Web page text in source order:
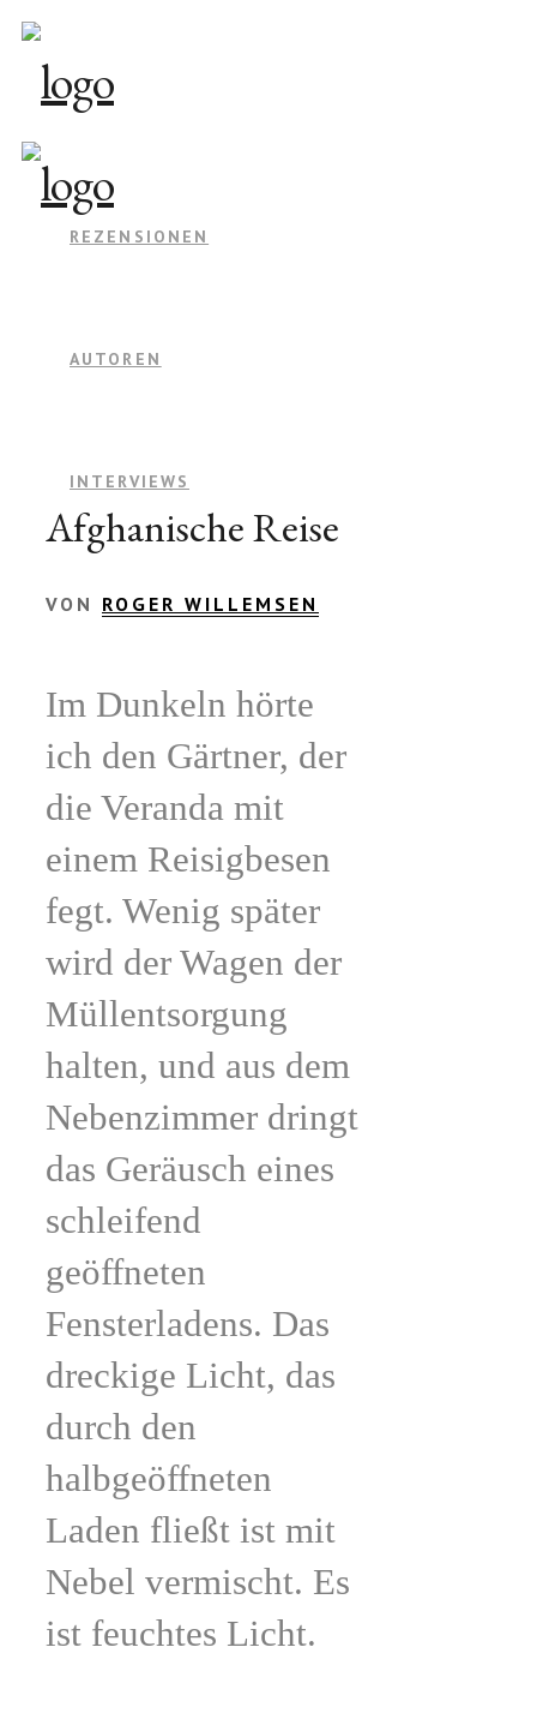
REZENSIONEN
AUTOREN
INTERVIEWS
Afghanische Reise
VON ROGER WILLEMSEN
Im Dunkeln hörte
ich den Gärtner, der
die Veranda mit
einem Reisigbesen
fegt. Wenig später
wird der Wagen der
Müllentsorgung
halten, und aus dem
Nebenzimmer dringt
das Geräusch eines
schleifend
geöffneten
Fensterladens. Das
dreckige Licht, das
durch den
halbgeöffneten
Laden fließt ist mit
Nebel vermischt. Es
ist feuchtes Licht.